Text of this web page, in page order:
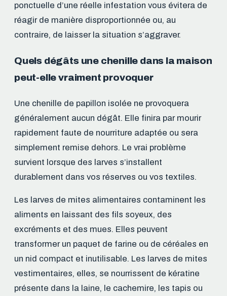
ponctuelle d’une réelle infestation vous évitera de
réagir de manière disproportionnée ou, au
contraire, de laisser la situation s’aggraver.
Quels dégâts une chenille dans la maison
peut-elle vraiment provoquer
Une chenille de papillon isolée ne provoquera
généralement aucun dégât. Elle finira par mourir
rapidement faute de nourriture adaptée ou sera
simplement remise dehors. Le vrai problème
survient lorsque des larves s’installent
durablement dans vos réserves ou vos textiles.
Les larves de mites alimentaires contaminent les
aliments en laissant des fils soyeux, des
excréments et des mues. Elles peuvent
transformer un paquet de farine ou de céréales en
un nid compact et inutilisable. Les larves de mites
vestimentaires, elles, se nourrissent de kératine
présente dans la laine, le cachemire, les tapis ou